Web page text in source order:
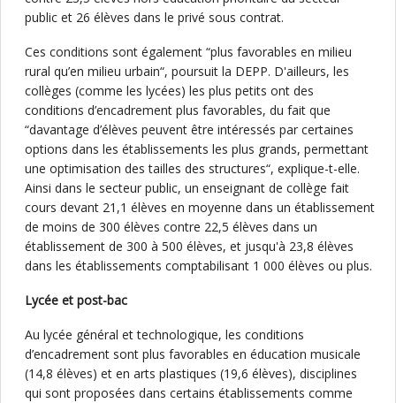
public et 26 élèves dans le privé sous contrat.
Ces conditions sont également “plus favorables en milieu
rural qu’en milieu urbain“, poursuit la DEPP. D'ailleurs, les
collèges (comme les lycées) les plus petits ont des
conditions d’encadrement plus favorables, du fait que
“davantage d’élèves peuvent être intéressés par certaines
options dans les établissements les plus grands, permettant
une optimisation des tailles des structures“, explique-t-elle.
Ainsi dans le secteur public, un enseignant de collège fait
cours devant 21,1 élèves en moyenne dans un établissement
de moins de 300 élèves contre 22,5 élèves dans un
établissement de 300 à 500 élèves, et jusqu'à 23,8 élèves
dans les établissements comptabilisant 1 000 élèves ou plus.
Lycée et post-bac
Au lycée général et technologique, les conditions
d’encadrement sont plus favorables en éducation musicale
(14,8 élèves) et en arts plastiques (19,6 élèves), disciplines
qui sont proposées dans certains établissements comme